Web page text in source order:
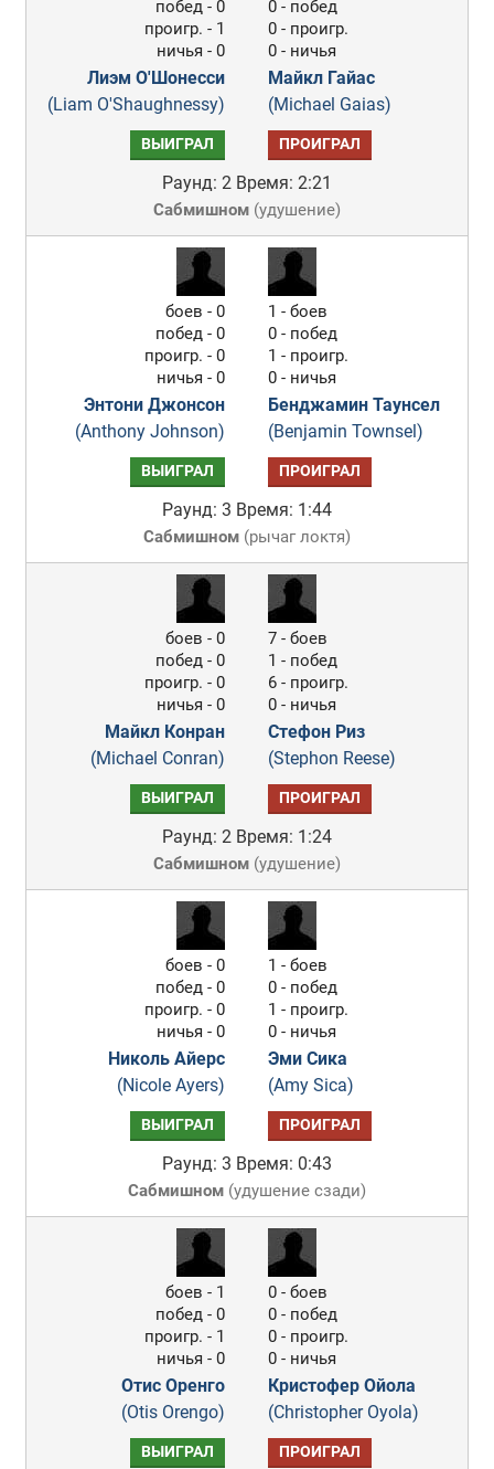
побед - 0
проигр. - 1
ничья - 0
Лиэм О'Шонесси
(Liam O'Shaughnessy)
0 - побед
0 - проигр.
0 - ничья
Майкл Гайас
(Michael Gaias)
ВЫИГРАЛ ПРОИГРАЛ
Раунд: 2 Время: 2:21
Сабмишном(удушение)
боев - 0
побед - 0
проигр. - 0
ничья - 0
Энтони Джонсон
(Anthony Johnson)
1 - боев
0 - побед
1 - проигр.
0 - ничья
Бенджамин Таунсел
(Benjamin Townsel)
ВЫИГРАЛ ПРОИГРАЛ
Раунд: 3 Время: 1:44
Сабмишном(рычаг локтя)
боев - 0
побед - 0
проигр. - 0
ничья - 0
Майкл Конран
(Michael Conran)
7 - боев
1 - побед
6 - проигр.
0 - ничья
Стефон Риз
(Stephon Reese)
ВЫИГРАЛ ПРОИГРАЛ
Раунд: 2 Время: 1:24
Сабмишном(удушение)
боев - 0
побед - 0
проигр. - 0
ничья - 0
Николь Айерс
(Nicole Ayers)
1 - боев
0 - побед
1 - проигр.
0 - ничья
Эми Сика
(Amy Sica)
ВЫИГРАЛ ПРОИГРАЛ
Раунд: 3 Время: 0:43
Сабмишном(удушение сзади)
боев - 1
побед - 0
проигр. - 1
ничья - 0
Отис Оренго
(Otis Orengo)
0 - боев
0 - побед
0 - проигр.
0 - ничья
Кристофер Ойола
(Christopher Oyola)
ВЫИГРАЛ ПРОИГРАЛ